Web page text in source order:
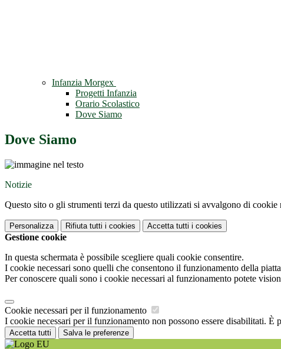
Infanzia Morgex
Progetti Infanzia
Orario Scolastico
Dove Siamo
Dove Siamo
Notizie
Questo sito o gli strumenti terzi da questo utilizzati si avvalgono di
Personalizza Rifiuta tutti i cookies Accetta tutti i cookies
Gestione cookie
In questa schermata è possibile scegliere quali cookie consentire.
I cookie necessari sono quelli che consentono il funzionamento della
Per conoscere quali sono i cookie necessari al funzionamento potete
Cookie necessari per il funzionamento
I cookie necessari per il funzionamento non possono essere disabilitati.
Accetta tutti Salva le preferenze